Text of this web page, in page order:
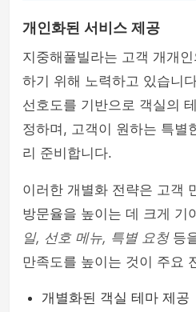
개인화된 서비스 제공
지중해풀빌라는 고객 개개인
하기 위해 노력하고 있습니
선호도를 기반으로 객실의
정하며, 고객이 원하는 특별
리 준비합니다.
이러한 개별화 전략은 고객
방문율을 높이는 데 크게 기
일, 선호 메뉴, 특별 요청등
만족도를 높이는 것이 주요
개별화된 객실 테마 제공